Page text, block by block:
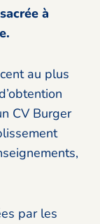
à
au plus
CV Burger
par les